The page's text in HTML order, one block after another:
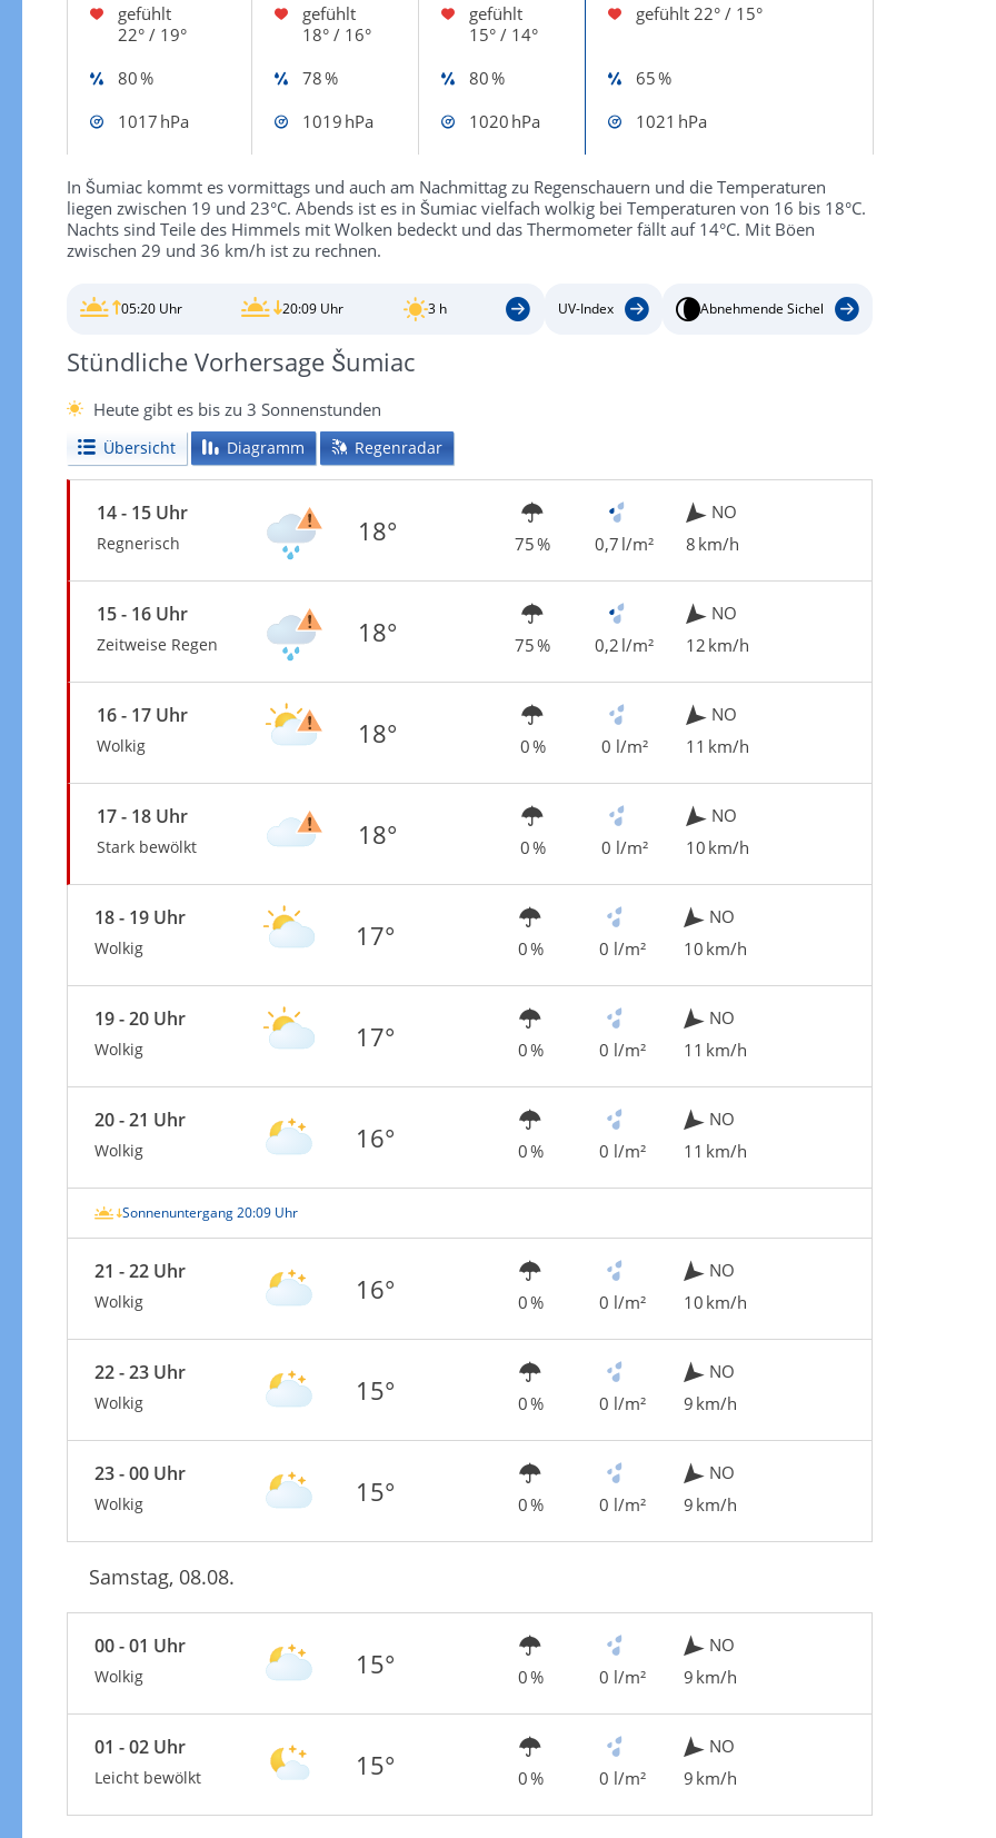
gefühlt
22° / 19°
gefühlt
18° / 16°
gefühlt
15° / 14°
gefühlt 22° / 15°
80 % 78 % 80 %
65 %
1017 hPa
1019 hPa 1020 hPa 1021 hPa
In Šumiac kommt es vormittags und auch am Nachmittag zu Regenschauern und die Temperaturen
liegen zwischen 19 und 23°C. Abends ist es in Šumiac vielfach wolkig bei Temperaturen von 16 bis 18°C.
Nachts sind Teile des Himmels mit Wolken bedeckt und das Thermometer fällt auf 14°C. Mit Böen
zwischen 29 und 36 km/h ist zu rechnen.
05:20 Uhr 20:09 Uhr 3 h UV-Index Abnehmende Sichel
Stündliche Vorhersage Šumiac
Heute gibt es bis zu 3 Sonnenstunden
Übersicht Diagramm Regenradar
14 - 15 Uhr
Regnerisch 18° 75 % 0,7 l/m²
NO
8 km/h
15 - 16 Uhr
Zeitweise Regen 18° 75 % 0,2 l/m²
NO
12 km/h
16 - 17 Uhr
Wolkig 18° 0 % 0 l/m²
NO
11 km/h
17 - 18 Uhr
Stark bewölkt 18° 0 % 0 l/m²
NO
10 km/h
18 - 19 Uhr
Wolkig 17° 0 % 0 l/m²
NO
10 km/h
19 - 20 Uhr
Wolkig 17° 0 % 0 l/m²
NO
11 km/h
20 - 21 Uhr
Wolkig 16° 0 % 0 l/m²
NO
11 km/h
Sonnenuntergang 20:09 Uhr
21 - 22 Uhr
Wolkig 16° 0 % 0 l/m²
NO
10 km/h
22 - 23 Uhr
Wolkig 15° 0 % 0 l/m²
NO
9 km/h
23 - 00 Uhr
Wolkig 15° 0 % 0 l/m²
NO
9 km/h
Samstag, 08.08.
00 - 01 Uhr
Wolkig 15° 0 % 0 l/m²
NO
9 km/h
01 - 02 Uhr
Leicht bewölkt 15° 0 % 0 l/m²
NO
9 km/h